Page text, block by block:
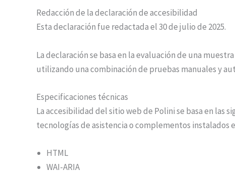
Redacción de la declaración de accesibilidad
Esta declaración fue redactada el 30 de julio de 2025.
La declaración se basa en la evaluación de una
utilizando una combinación de pruebas manuales y
Especificaciones técnicas
La accesibilidad del sitio web de Polini se basa en
tecnologías de asistencia o complementos instalados
HTML
WAI-ARIA